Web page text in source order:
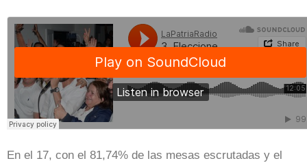
En el 17, con el 81,74% de las mesas escrutadas y el